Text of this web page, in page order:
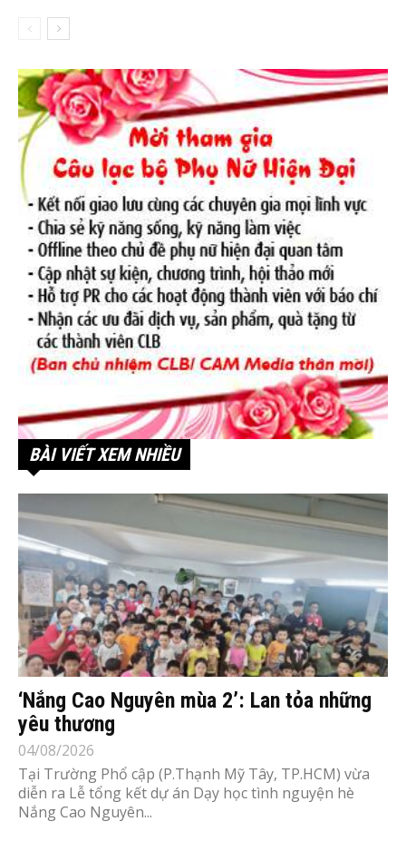
BÀI VIẾT XEM NHIỀU
‘Nắng Cao Nguyên mùa 2’: Lan tỏa những
yêu thương
04/08/2026
Tại Trường Phổ cập (P.Thạnh Mỹ Tây, TP.HCM) vừa
diễn ra Lễ tổng kết dự án Dạy học tình nguyện hè
Nắng Cao Nguyên...